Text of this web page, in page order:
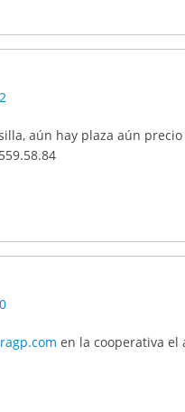
aún hay plaza aún
en la cooperativa el